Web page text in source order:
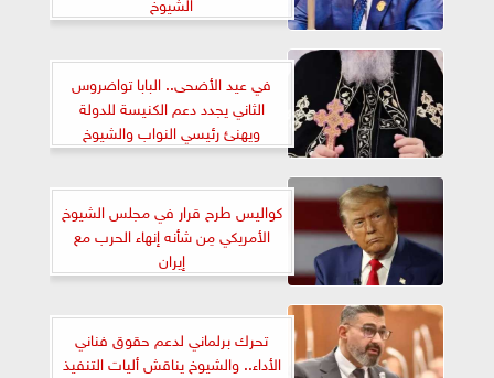
في عيد الأضحى.. البابا تواضروس
الثاني يجدد دعم الكنيسة للدولة
ويهنئ رئيسي النواب والشيوخ
كواليس طرح ‌قرار في مجلس الشيوخ
الأمريكي مِن شأنه إنهاء الحرب مع
إيران
تحرك برلماني لدعم حقوق فناني
الأداء.. والشيوخ يناقش أليات التنفيذ